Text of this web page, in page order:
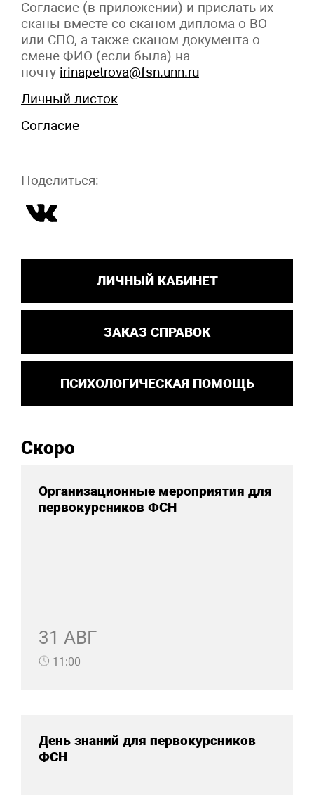
Согласие (в приложении) и прислать их
сканы вместе со сканом диплома о ВО
или СПО, а также сканом документа о
смене ФИО (если была) на
почту irinapetrova@fsn.unn.ru
Личный листок
Согласие
Поделиться:
ЛИЧНЫЙ КАБИНЕТ
ЗАКАЗ СПРАВОК
ПСИХОЛОГИЧЕСКАЯ ПОМОЩЬ
Скоро
Организационные мероприятия для
первокурсников ФСН
31 АВГ
11:00
День знаний для первокурсников
ФСН